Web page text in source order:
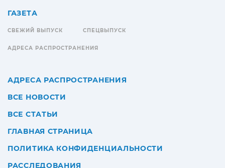
ГАЗЕТА
СВЕЖИЙ ВЫПУСК СПЕЦВЫПУСК
АДРЕСА РАСПРОСТРАНЕНИЯ
АДРЕСА РАСПРОСТРАНЕНИЯ
ВСЕ НОВОСТИ
ВСЕ СТАТЬИ
ГЛАВНАЯ СТРАНИЦА
ПОЛИТИКА КОНФИДЕНЦИАЛЬНОСТИ
РАССЛЕДОВАНИЯ